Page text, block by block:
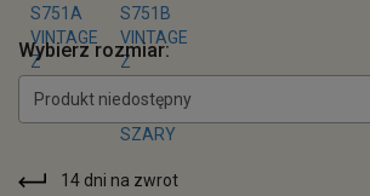
Wybierz rozmiar:
Produkt niedostępny
14 dni na zwrot